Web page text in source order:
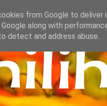
from Google to deliver
Google along with
detect and address abuse.